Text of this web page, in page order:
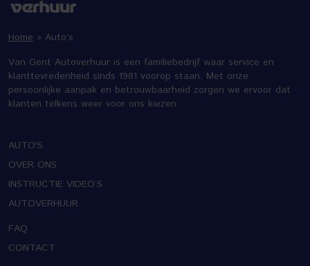
Home » Auto’s
Van Gent Autoverhuur is een familiebedrijf waar service en
klanttevredenheid sinds 1981 voorop staan. Met onze
persoonlijke aanpak en betrouwbaarheid zorgen we ervoor dat
klanten telkens weer voor ons kiezen.
AUTO'S
OVER ONS
INSTRUCTIE VIDEO’S
AUTOVERHUUR
FAQ
CONTACT